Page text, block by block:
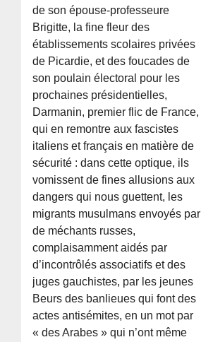
de son épouse-professeure
Brigitte, la fine fleur des
établissements scolaires privées
de Picardie, et des foucades de
son poulain électoral pour les
prochaines présidentielles,
Darmanin, premier flic de France,
qui en remontre aux fascistes
italiens et français en matière de
sécurité : dans cette optique, ils
vomissent de fines allusions aux
dangers qui nous guettent, les
migrants musulmans envoyés par
de méchants russes,
complaisamment aidés par
d’incontrôlés associatifs et des
juges gauchistes, par les jeunes
Beurs des banlieues qui font des
actes antisémites, en un mot par
« des Arabes » qui n’ont même